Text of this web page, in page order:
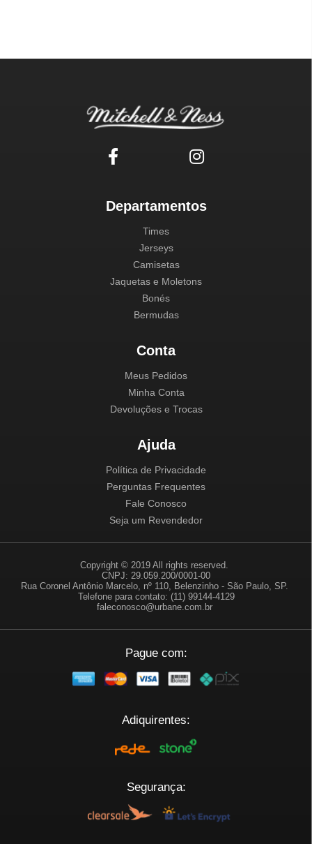
Departamentos
Times
Jerseys
Camisetas
Jaquetas e Moletons
Bonés
Bermudas
Conta
Meus Pedidos
Minha Conta
Devoluções e Trocas
Ajuda
Política de Privacidade
Perguntas Frequentes
Fale Conosco
Seja um Revendedor
Copyright © 2019 All rights reserved.
CNPJ: 29.059.200/0001-00
Rua Coronel Antônio Marcelo, nº 110, Belenzinho - São Paulo, SP.
Telefone para contato: (11) 99144-4129
faleconosco@urbane.com.br
Pague com:
Adiquirentes:
Segurança: